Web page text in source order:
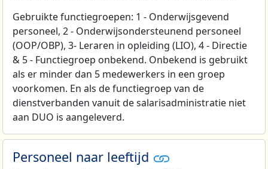
Gebruikte functiegroepen: 1 - Onderwijsgevend
personeel, 2 - Onderwijsondersteunend personeel
(OOP/OBP), 3- Leraren in opleiding (LIO), 4 - Directie
& 5 - Functiegroep onbekend. Onbekend is gebruikt
als er minder dan 5 medewerkers in een groep
voorkomen. En als de functiegroep van de
dienstverbanden vanuit de salarisadministratie niet
aan DUO is aangeleverd.
Personeel naar leeftijd